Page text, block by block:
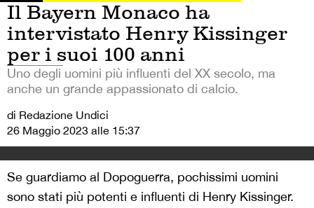
Il Bayern Monaco ha
intervistato Henry Kissinger
per i suoi 100 anni
Uno degli uomini più influenti del XX secolo, ma
anche un grande appassionato di calcio.
di Redazione Undici
26 Maggio 2023 alle 15:37
Se guardiamo al Dopoguerra, pochissimi uomini
sono stati più potenti e influenti di Henry Kissinger.